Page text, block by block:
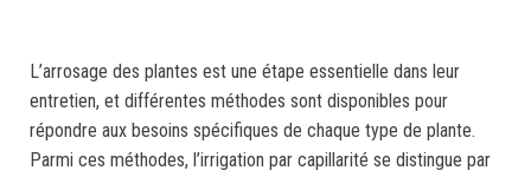
L’arrosage des plantes est une étape essentielle dans leur
entretien, et différentes méthodes sont disponibles pour
répondre aux besoins spécifiques de chaque type de plante.
Parmi ces méthodes, l’irrigation par capillarité se distingue par